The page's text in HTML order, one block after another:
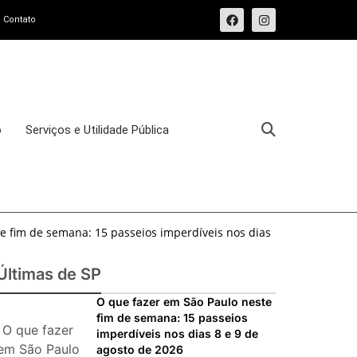
Contato
Serviços e Utilidade Pública
fim de semana: 15 passeios imperdíveis nos dias
o Bixiga em um pedaço da Itália durante
de 2026: festas italianas, eventos,
imperdíveis
25 e 26 de julho: festas, shows, exposições e
de SP
O que fazer
São Paulo
O que fazer em São Paulo neste
fim de semana: 15 passeios
imperdíveis nos dias 8 e 9 de
agosto de 2026